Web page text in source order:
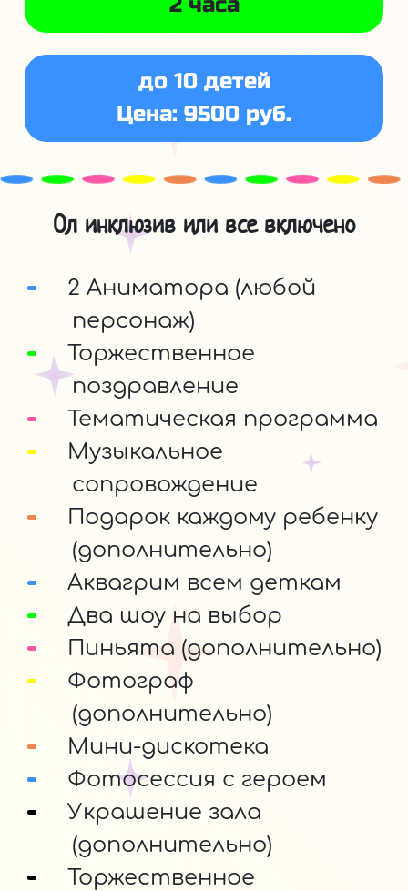
до 10 детей
Цена: 9500 руб.
Ол инклюзив или все включено
2 Аниматора (любой
персонаж)
Торжественное
поздравление
Тематическая программа
Музыкальное
сопровождение
Подарок каждому ребенку
(дополнительно)
Аквагрим всем деткам
Два шоу на выбор
Пиньята (дополнительно)
Фотограф
(дополнительно)
Мини-дискотека
Фотосессия с героем
Украшение зала
(дополнительно)
Торжественное